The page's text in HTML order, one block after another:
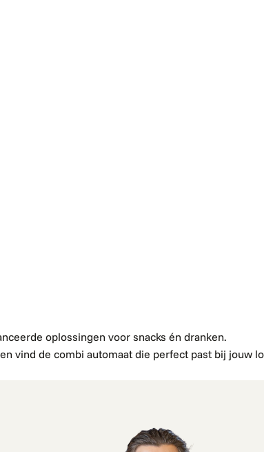
oplossingen voor snacks én dranken.
vind de combi automaat die perfect past bij jouw